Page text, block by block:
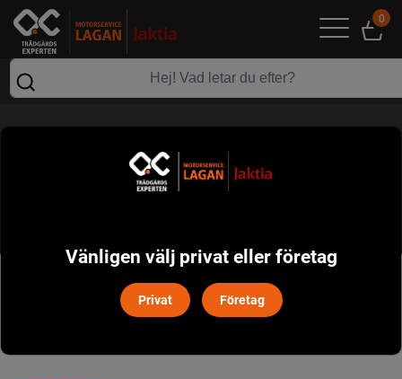
0
WESTIN
POPULÄRT I DENNA KATEGORI
Vänligen välj privat eller företag
Privat Företag